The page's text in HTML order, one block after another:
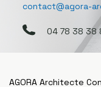
contact@agora-
04 78 38 38
AGORA Architecte